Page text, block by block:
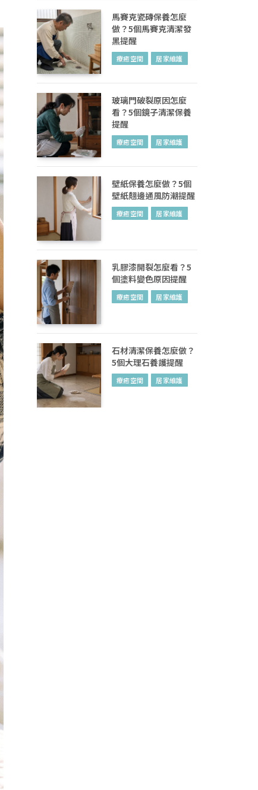
馬賽克瓷磚保養怎麼
做？5個馬賽克清潔發
黑提醒
療癒空間 居家維護
玻璃門破裂原因怎麼
看？5個鏡子清潔保養
提醒
療癒空間 居家維護
壁紙保養怎麼做？5個
壁紙翹邊通風防潮提醒
療癒空間 居家維護
乳膠漆開裂怎麼看？5
個塗料變色原因提醒
療癒空間 居家維護
石材清潔保養怎麼做？
5個大理石養護提醒
療癒空間 居家維護